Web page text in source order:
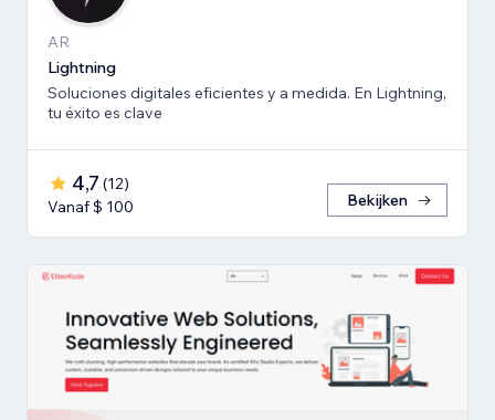
AR
Lightning
Soluciones digitales eficientes y a medida. En Lightning,
tu éxito es clave
4,7 (12)
Vanaf $ 100
Bekijken